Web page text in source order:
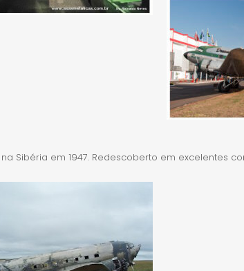
Sibéria em 1947. Redescoberto em excelentes